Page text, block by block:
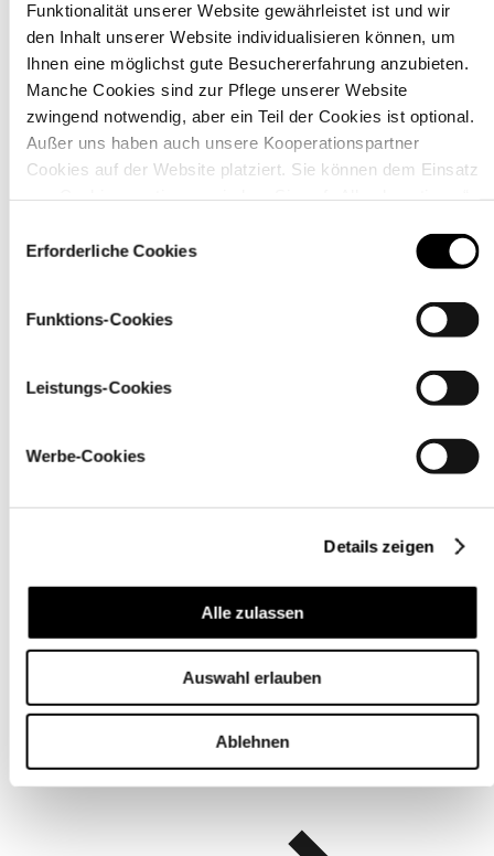
Funktionalität unserer Website gewährleistet ist und wir
den Inhalt unserer Website individualisieren können, um
Ihnen eine möglichst gute Besuchererfahrung anzubieten.
Manche Cookies sind zur Pflege unserer Website
zwingend notwendig, aber ein Teil der Cookies ist optional.
Außer uns haben auch unsere Kooperationspartner
Cookies auf der Website platziert. Sie können dem Einsatz
über den Link „Cookie-Einstellungen
Erforderliche Cookies
Funktions-Cookies
Leistungs-Cookies
Werbe-Cookies
Details zeigen
Alle zulassen
Auswahl erlauben
Ablehnen
Warum wird meine Bestellung
auf mehrere Pakete
aufgeteilt?
der UPS-Abholstelle
aufbewahrt?
Was passiert, wenn ich es nicht
abzuholen?
Schnellzugriffe